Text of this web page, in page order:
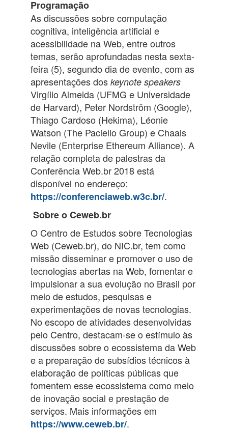
Programação
As discussões sobre computação
cognitiva, inteligência artificial e
acessibilidade na Web, entre outros
temas, serão aprofundadas nesta sexta-
feira (5), segundo dia de evento, com as
apresentações dos keynote speakers
Virgílio Almeida (UFMG e Universidade
de Harvard), Peter Nordström (Google),
Thiago Cardoso (Hekima), Léonie
Watson (The Paciello Group) e Chaals
Nevile (Enterprise Ethereum Alliance). A
relação completa de palestras da
Conferência Web.br 2018 está
disponível no endereço:
https://conferenciaweb.w3c.br/.
Sobre o Ceweb.br
O Centro de Estudos sobre Tecnologias
Web (Ceweb.br), do NIC.br, tem como
missão disseminar e promover o uso de
tecnologias abertas na Web, fomentar e
impulsionar a sua evolução no Brasil por
meio de estudos, pesquisas e
experimentações de novas tecnologias.
No escopo de atividades desenvolvidas
pelo Centro, destacam-se o estímulo às
discussões sobre o ecossistema da Web
e a preparação de subsídios técnicos à
elaboração de políticas públicas que
fomentem esse ecossistema como meio
de inovação social e prestação de
serviços. Mais informações em
https://www.ceweb.br/.